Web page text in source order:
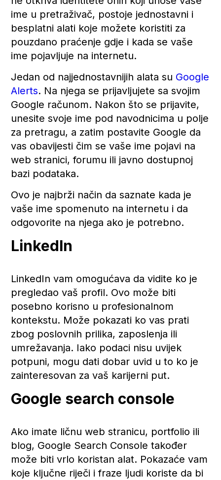
ime u pretraživač, postoje jednostavni i
besplatni alati koje možete koristiti za
pouzdano praćenje gdje i kada se vaše
ime pojavljuje na internetu.
Jedan od najjednostavnijih alata su Google
Alerts. Na njega se prijavljujete sa svojim
Google računom. Nakon što se prijavite,
unesite svoje ime pod navodnicima u polje
za pretragu, a zatim postavite Google da
vas obavijesti čim se vaše ime pojavi na
web stranici, forumu ili javno dostupnoj
bazi podataka.
Ovo je najbrži način da saznate kada je
vaše ime spomenuto na internetu i da
odgovorite na njega ako je potrebno.
LinkedIn
LinkedIn vam omogućava da vidite ko je
pregledao vaš profil. Ovo može biti
posebno korisno u profesionalnom
kontekstu. Može pokazati ko vas prati
zbog poslovnih prilika, zaposlenja ili
umrežavanja. Iako podaci nisu uvijek
potpuni, mogu dati dobar uvid u to ko je
zainteresovan za vaš karijerni put.
Google search console
Ako imate ličnu web stranicu, portfolio ili
blog, Google Search Console također
može biti vrlo koristan alat. Pokazaće vam
koje ključne riječi i fraze ljudi koriste da bi